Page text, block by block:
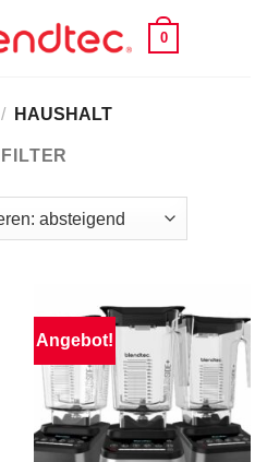
0
/ HAUSHALT
FILTER
Angebot!